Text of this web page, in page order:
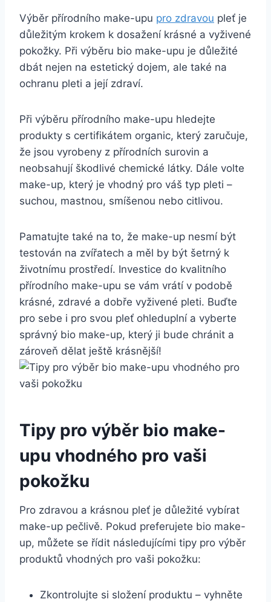
Výběr přírodního⁣ make-upu pro zdravou ⁤pleť⁣ je⁢
důležitým krokem k dosažení krásné‍ a vyživené
pokožky. Při výběru⁢ bio make-upu je důležité
dbát‍ nejen na estetický dojem,‌ ale také na
ochranu‌ pleti a její zdraví.
Při výběru přírodního make-upu hledejte
produkty s certifikátem organic, který⁤ zaručuje,
že jsou vyrobeny ‌z přírodních‌ surovin ‍a
neobsahují škodlivé chemické látky. Dále volte
make-up, ‌který ​je vhodný pro váš typ ⁤pleti –
⁢suchou, mastnou, ‌smíšenou nebo citlivou.‍
Pamatujte také ​na to, že⁤ make-up nesmí​ být
testován na​ zvířatech‌ a ⁣měl ⁤by být šetrný ‍k
⁤životnímu prostředí.⁣ Investice do⁢ kvalitního
přírodního make-upu se‍ vám vrátí ​v podobě
krásné, zdravé a dobře vyživené‍ pleti. Buďte
pro sebe‍ i pro svou pleť⁣ ohleduplní⁣ a vyberte
správný bio make-up, ‍který ji bude‍ chránit ⁢a
⁤zároveň dělat ‌ještě krásnější!
Tipy‍ pro výběr bio ⁣make-
upu vhodného pro vaši
pokožku
Pro ‌zdravou a krásnou⁤ pleť je důležité vybírat
make-up pečlivě. Pokud​ preferujete bio make-
up, můžete⁣ se řídit následujícími ⁤tipy pro výběr
produktů vhodných pro vaši pokožku:
Zkontrolujte⁢ si složení produktu – vyhněte